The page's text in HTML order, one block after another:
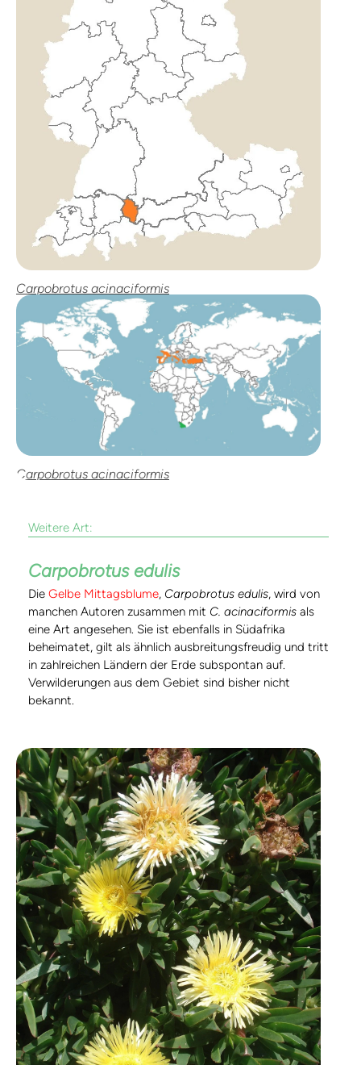
Carpobrotus acinaciformis
Carpobrotus acinaciformis
Weitere Art:
Carpobrotus edulis
Die Gelbe Mittagsblume, Carpobrotus edulis, wird von
manchen Autoren zusammen mit C. acinaciformis als
eine Art angesehen. Sie ist ebenfalls in Südafrika
beheimatet, gilt als ähnlich ausbreitungsfreudig und tritt
in zahlreichen Ländern der Erde subspontan auf.
Verwilderungen aus dem Gebiet sind bisher nicht
bekannt.